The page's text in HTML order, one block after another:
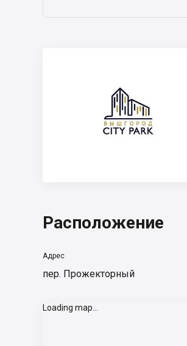
Расположение
Адрес
пер. Прожекторный
Loading map...